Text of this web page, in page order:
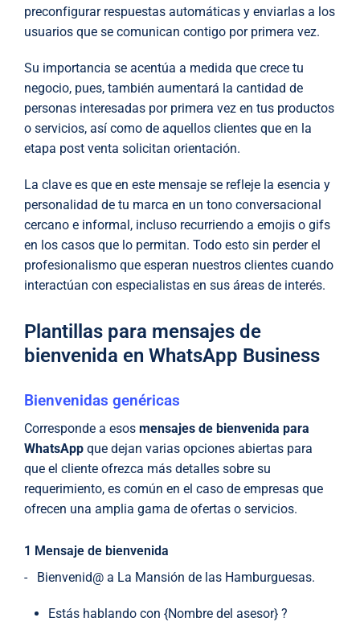
preconfigurar respuestas automáticas y enviarlas a los
usuarios que se comunican contigo por primera vez.
Su importancia se acentúa a medida que crece tu
negocio, pues, también aumentará la cantidad de
personas interesadas por primera vez en tus productos
o servicios, así como de aquellos clientes que en la
etapa post venta solicitan orientación.
La clave es que en este mensaje se refleje la esencia y
personalidad de tu marca en un tono conversacional
cercano e informal, incluso recurriendo a emojis o gifs
en los casos que lo permitan. Todo esto sin perder el
profesionalismo que esperan nuestros clientes cuando
interactúan con especialistas en sus áreas de interés.
Plantillas para mensajes de
bienvenida en WhatsApp Business
Bienvenidas genéricas
Corresponde a esos mensajes de bienvenida para
WhatsApp que dejan varias opciones abiertas para
que el cliente ofrezca más detalles sobre su
requerimiento, es común en el caso de empresas que
ofrecen una amplia gama de ofertas o servicios.
1 Mensaje de bienvenida
- Bienvenid@ a La Mansión de las Hamburguesas.
Estás hablando con {Nombre del asesor} ?